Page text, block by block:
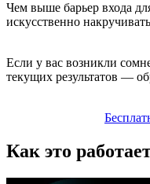
Чем выше барьер входа
искусственно
Если у вас возникли
текущих результатов —
Как это